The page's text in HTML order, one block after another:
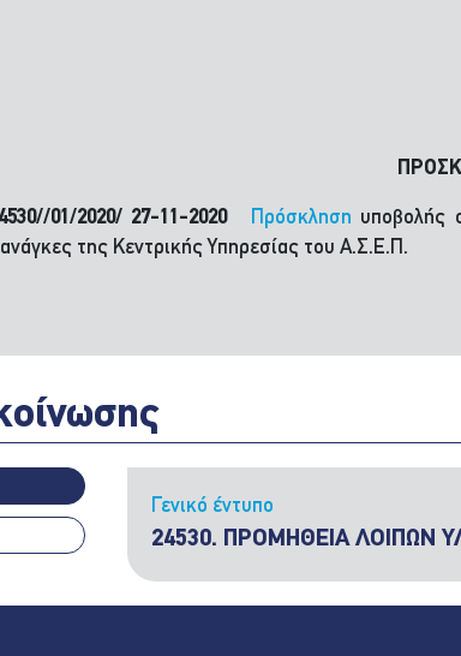
01/2020/ 27-11-2020 Πρόσκληση υποβολής
ανάγκες της Κεντρικής Υπηρεσίας του Α.Σ.Ε.Π.
Γενικό έντυπο
24530. ΠΡΟΜΗΘΕΙΑ ΛΟΙΠΩΝ